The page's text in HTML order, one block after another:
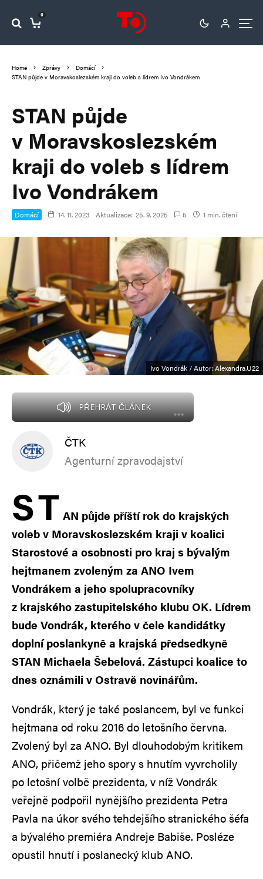
0
Home Zprávy
Domácí
STAN půjde v Moravskoslezském kraji do voleb s lídrem Ivo Vondrákem
STAN půjde
v Moravskoslezském
kraji do voleb s lídrem
Ivo Vondrákem
Domácí 14. 11. 2023 Aktualizace: 25. 9. 2025 5 1 min. čtení
Ivo Vondrák / Autor: Alexandra.U22
PŘEHRÁT ČLÁNEK
ČTK
Agenturní zpravodajství
ST AN půjde příští rok do krajských
voleb v Moravskoslezském kraji v koalici
Starostové a osobnosti pro kraj s bývalým
hejtmanem zvoleným za ANO Ivem
Vondrákem a jeho spolupracovníky
z krajského zastupitelského klubu OK. Lídrem
bude Vondrák, kterého v čele kandidátky
doplní poslankyně a krajská předsedkyně
STAN Michaela Šebelová. Zástupci koalice to
dnes oznámili v Ostravě novinářům.
Vondrák, který je také poslancem, byl ve funkci
hejtmana od roku 2016 do letošního června.
Zvolený byl za ANO. Byl dlouhodobým kritikem
ANO, přičemž jeho spory s hnutím vyvrcholily
po letošní volbě prezidenta, v níž Vondrák
veřejně podpořil nynějšího prezidenta Petra
Pavla na úkor svého tehdejšího stranického šéfa
a bývalého premiéra Andreje Babiše. Posléze
opustil hnutí i poslanecký klub ANO.